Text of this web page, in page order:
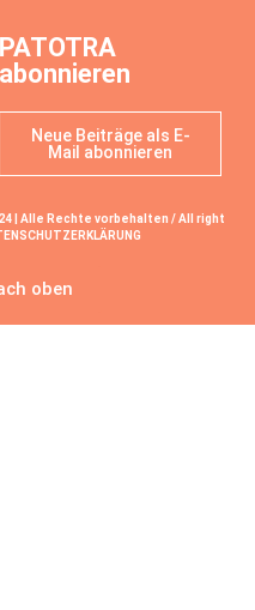
PATOTRA
abonnieren
Neue Beiträge als E-
Mail abonnieren
| Alle Rechte vorbehalten / All right
oben